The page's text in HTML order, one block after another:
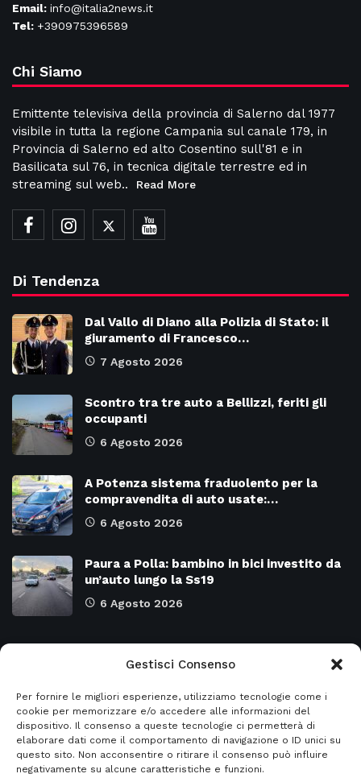
Gestisci Consenso
Per fornire le migliori esperienze, utilizziamo tecnologie come i
cookie per memorizzare e/o accedere alle informazioni del
dispositivo. Il consenso a queste tecnologie ci permetterà di
elaborare dati come il comportamento di navigazione o ID unici su
questo sito. Non acconsentire o ritirare il consenso può influire
negativamente su alcune caratteristiche e funzioni.
Email: info@italia2news.it
Tel: +390975396589
Chi Siamo
Emittente televisiva della provincia di Salerno dal 1977
visibile in tutta la regione Campania sul canale 179, in
Provincia di Salerno ed alto Cosentino sull'81 e in
Basilicata sul 76, in tecnica digitale terrestre ed in
streaming sul web..
Read More
Di Tendenza
Dal Vallo di Diano alla Polizia di Stato: il
giuramento di Francesco…
7 Agosto 2026
Scontro tra tre auto a Bellizzi, feriti gli
occupanti
6 Agosto 2026
A Potenza sistema fraduolento per la
compravendita di auto usate:…
6 Agosto 2026
Paura a Polla: bambino in bici investito da
un’auto lungo la Ss19
6 Agosto 2026
Attualità 8973
Cronaca 6478
Primo piano 5954
SALERNO e Provincia 4129
Regione CAMPANIA
Regione BASILICATA